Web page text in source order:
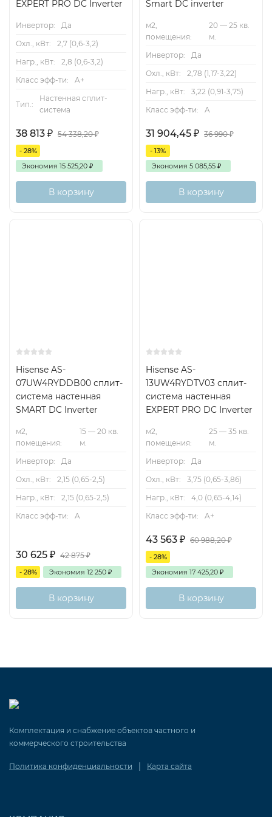
EXPERT PRO DC Inverter
Инвертор:
Да
Охл., кВт:
2,7 (0,6-3,2)
Нагр., кВт:
2,8 (0,6-3,2)
Класс эфф-ти:
A+
Тип.:
Настенная сплит-
система
38 813 ₽ 54 338,20₽
- 28%
Экономия 15 525,20 ₽
В корзину
Smart DC inverter
м2,
помещения:
20 — 25 кв.
м.
Инвертор:
Да
Охл., кВт:
2,78 (1,17-3,22)
Нагр., кВт:
3,22 (0,91-3,75)
Класс эфф-ти:
A
31 904,45 ₽ 36 990₽
- 13%
Экономия 5 085,55 ₽
В корзину
Hisense AS-
07UW4RYDDB00 сплит-
система настенная
SMART DC Inverter
м2,
помещения:
15 — 20 кв.
м.
Инвертор:
Да
Охл., кВт:
2,15 (0,65-2,5)
Нагр., кВт:
2,15 (0,65-2,5)
Класс эфф-ти:
A
30 625 ₽ 42 875₽
- 28% Экономия 12 250 ₽
В корзину
Hisense AS-
13UW4RYDTV03 сплит-
система настенная
EXPERT PRO DC Inverter
м2,
помещения:
25 — 35 кв.
м.
Инвертор:
Да
Охл., кВт:
3,75 (0,65-3,86)
Нагр., кВт:
4,0 (0,65-4,14)
Класс эфф-ти:
A+
43 563 ₽ 60 988,20₽
- 28%
Экономия 17 425,20 ₽
В корзину
Комплектация и снабжение объектов частного и
коммерческого строительства
Политика конфиденциальности | Карта сайта